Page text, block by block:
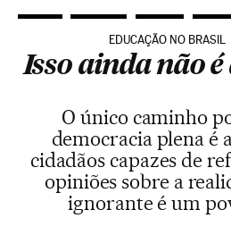
EDUCAÇÃO NO BRASIL
Isso ainda não
O único caminho
democracia plena é
cidadãos capazes de
opiniões sobre a
ignorante é um